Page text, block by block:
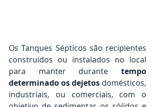
Os Tanques Sépticos são recipientes
construídos ou instalados no local
para manter durante tempo
determinado os dejetos domésticos,
industriais, ou comerciais, com o